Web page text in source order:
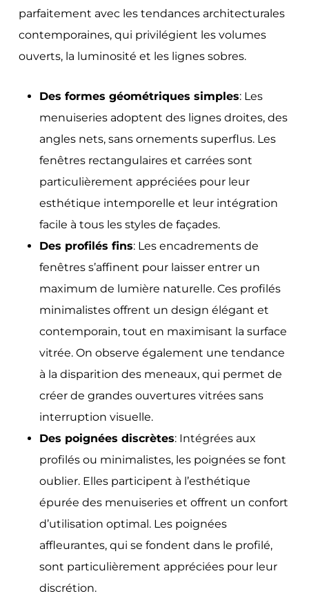
parfaitement avec les tendances architecturales
contemporaines, qui privilégient les volumes
ouverts, la luminosité et les lignes sobres.
Des formes géométriques simples: Les
menuiseries adoptent des lignes droites, des
angles nets, sans ornements superflus. Les
fenêtres rectangulaires et carrées sont
particulièrement appréciées pour leur
esthétique intemporelle et leur intégration
facile à tous les styles de façades.
Des profilés fins: Les encadrements de
fenêtres s’affinent pour laisser entrer un
maximum de lumière naturelle. Ces profilés
minimalistes offrent un design élégant et
contemporain, tout en maximisant la surface
vitrée. On observe également une tendance
à la disparition des meneaux, qui permet de
créer de grandes ouvertures vitrées sans
interruption visuelle.
Des poignées discrètes: Intégrées aux
profilés ou minimalistes, les poignées se font
oublier. Elles participent à l’esthétique
épurée des menuiseries et offrent un confort
d’utilisation optimal. Les poignées
affleurantes, qui se fondent dans le profilé,
sont particulièrement appréciées pour leur
discrétion.